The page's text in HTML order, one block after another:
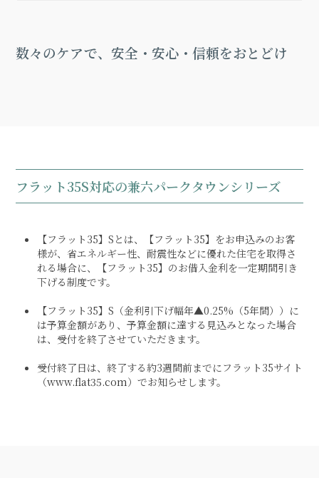
数々のケアで、安全・安心・信頼をおとどけ
フラット35S対応の兼六パークタウンシリーズ
【フラット35】Sとは、【フラット35】をお申込みのお客
様が、省エネルギー性、耐震性などに優れた住宅を取得さ
れる場合に、【フラット35】のお借入金利を一定期間引き
下げる制度です。
【フラット35】S（金利引下げ幅年▲0.25%（5年間））に
は予算金額があり、予算金額に達する見込みとなった場合
は、受付を終了させていただきます。
受付終了日は、終了する約3週間前までにフラット35サイト
（www.flat35.com）でお知らせします。